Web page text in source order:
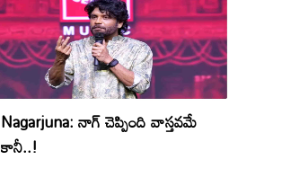
Nagarjuna: నాగ్ చెప్పింది వాస్తవమే
కానీ..!